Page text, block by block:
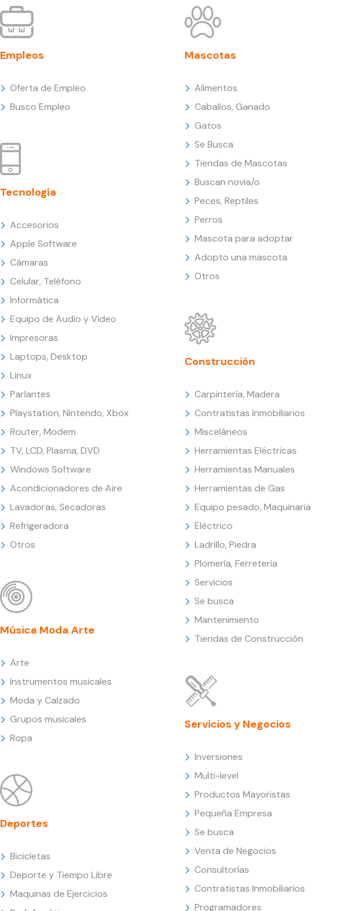
Empleos
Oferta de Empleo
Busco Empleo
Tecnología
Accesorios
Apple Software
Cámaras
Celular, Teléfono
Informática
Equipo de Audio y Video
Impresoras
Laptops, Desktop
Linux
Parlantes
Playstation, Nintendo, Xbox
Router, Modem
TV, LCD, Plasma, DVD
Windows Software
Acondicionadores de Aire
Lavadoras, Secadoras
Refrigeradora
Otros
Música Moda Arte
Arte
Instrumentos musicales
Moda y Calzado
Grupos musicales
Ropa
Deportes
Bicicletas
Deporte y Tiempo Libre
Maquinas de Ejercicios
Mascotas
Alimentos
Caballos, Ganado
Gatos
Se Busca
Tiendas de Mascotas
Buscan novia/o
Peces, Reptiles
Perros
Mascota para adoptar
Adopto una mascota
Otros
Construcción
Carpintería, Madera
Contratistas Inmobiliarios
Misceláneos
Herramientas Eléctricas
Herramientas Manuales
Herramientas de Gas
Equipo pesado, Maquinaria
Eléctrico
Ladrillo, Piedra
Plomería, Ferretería
Servicios
Se busca
Mantenimiento
Tiendas de Construcción
Servicios y Negocios
Inversiones
Multi-level
Productos Mayoristas
Pequeña Empresa
Se busca
Venta de Negocios
Consultorías
Contratistas Inmobiliarios
Programadores